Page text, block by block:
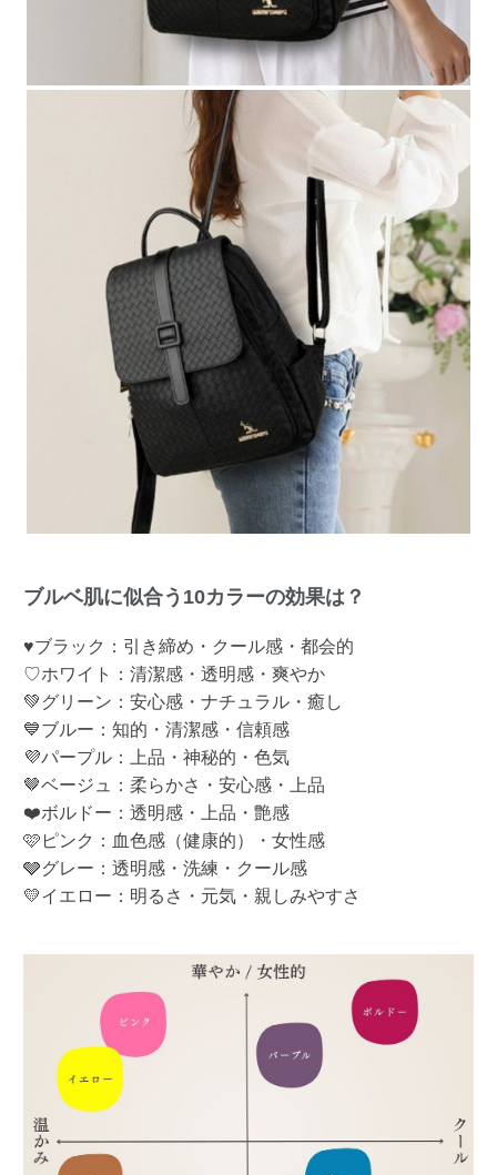
ブルベ肌に似合う10カラーの効果は？
♥ブラック：引き締め・クール感・都会的
♡ホワイト：清潔感・透明感・爽やか
💚グリーン：安心感・ナチュラル・癒し
💙ブルー：知的・清潔感・信頼感
💜パープル：上品・神秘的・色気
🤎ベージュ：柔らかさ・安心感・上品
❤️ボルドー：透明感・上品・艶感
🩷ピンク：血色感（健康的）・女性感
🩶グレー：透明感・洗練・クール感
💛イエロー：明るさ・元気・親しみやすさ